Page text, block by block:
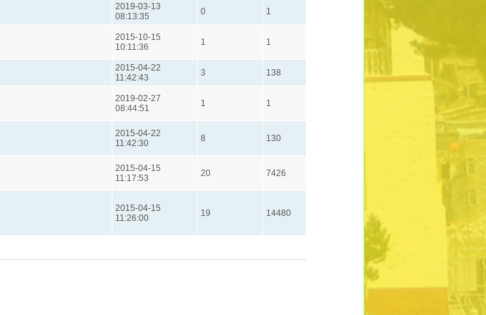
2019-03-13
08:13:35
0 1
2015-10-15
10:11:36
1 1
2015-04-22
11:42:43
3 138
2019-02-27
08:44:51
1 1
2015-04-22
11:42:30
8 130
2015-04-15
11:17:53
20 7426
2015-04-15
11:26:00
19 14480